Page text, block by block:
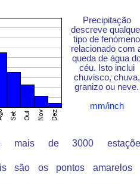
Precipitação
descreve
tipo de fenómeno
relacionado com
queda de água
céu. Isto inclui
chuvisco, chuva,
granizo ou neve.
mm/inch
mais de 3000
são os pontos amarelos